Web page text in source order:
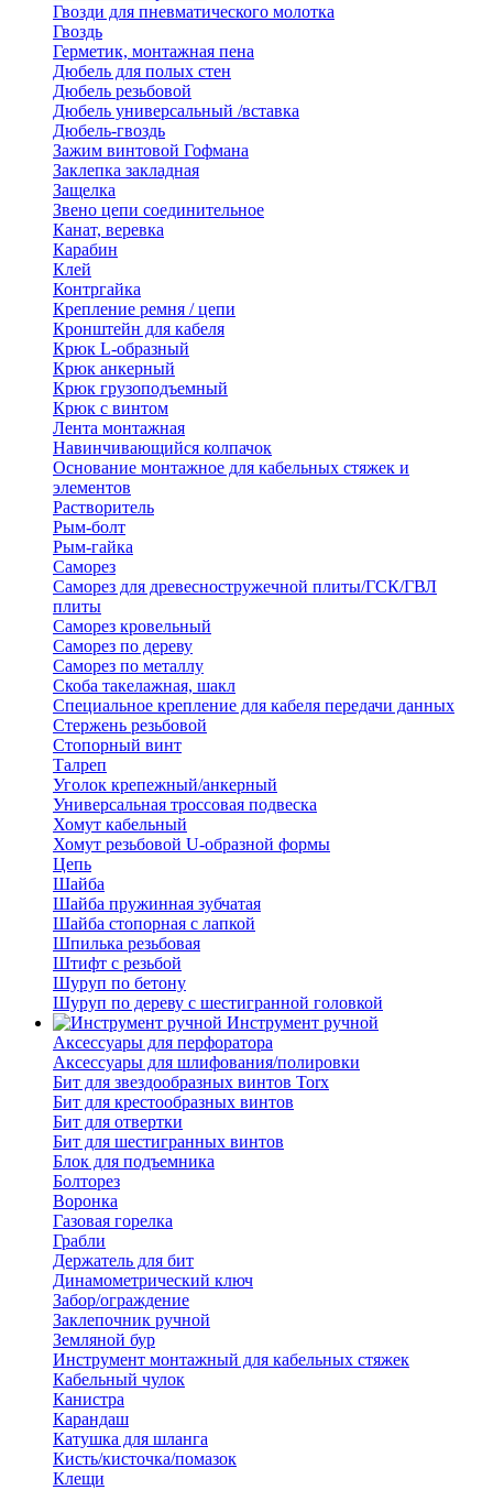
Гвозди для пневматического молотка
Гвоздь
Герметик, монтажная пена
Дюбель для полых стен
Дюбель резьбовой
Дюбель универсальный /вставка
Дюбель-гвоздь
Зажим винтовой Гофмана
Заклепка закладная
Защелка
Звено цепи соединительное
Канат, веревка
Карабин
Клей
Контргайка
Крепление ремня / цепи
Кронштейн для кабеля
Крюк L-образный
Крюк анкерный
Крюк грузоподъемный
Крюк с винтом
Лента монтажная
Навинчивающийся колпачок
Основание монтажное для кабельных стяжек и
элементов
Растворитель
Рым-болт
Рым-гайка
Саморез
Саморез для древесностружечной плиты/ГСК/ГВЛ
плиты
Саморез кровельный
Саморез по дереву
Саморез по металлу
Скоба такелажная, шакл
Специальное крепление для кабеля передачи данных
Стержень резьбовой
Стопорный винт
Талреп
Уголок крепежный/анкерный
Универсальная троссовая подвеска
Хомут кабельный
Хомут резьбовой U-образной формы
Цепь
Шайба
Шайба пружинная зубчатая
Шайба стопорная с лапкой
Шпилька резьбовая
Штифт с резьбой
Шуруп по бетону
Шуруп по дереву с шестигранной головкой
Инструмент ручной
Аксессуары для перфоратора
Аксессуары для шлифования/полировки
Бит для звездообразных винтов Torx
Бит для крестообразных винтов
Бит для отвертки
Бит для шестигранных винтов
Блок для подъемника
Болторез
Воронка
Газовая горелка
Грабли
Держатель для бит
Динамометрический ключ
Забор/ограждение
Заклепочник ручной
Земляной бур
Инструмент монтажный для кабельных стяжек
Кабельный чулок
Канистра
Карандаш
Катушка для шланга
Кисть/кисточка/помазок
Клещи